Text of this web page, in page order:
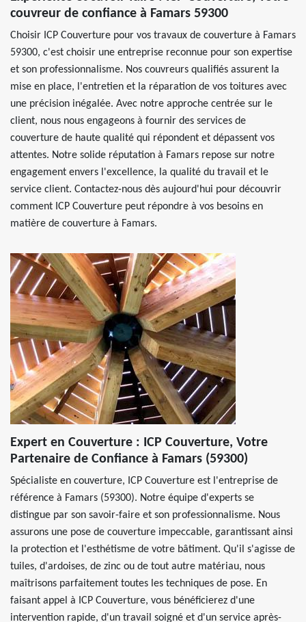
couvreur de confiance à Famars 59300
Choisir ICP Couverture pour vos travaux de couverture à Famars
59300, c'est choisir une entreprise reconnue pour son expertise
et son professionnalisme. Nos couvreurs qualifiés assurent la
mise en place, l'entretien et la réparation de vos toitures avec
une précision inégalée. Avec notre approche centrée sur le
client, nous nous engageons à fournir des services de
couverture de haute qualité qui répondent et dépassent vos
attentes. Notre solide réputation à Famars repose sur notre
engagement envers l'excellence, la qualité du travail et le
service client. Contactez-nous dès aujourd'hui pour découvrir
comment ICP Couverture peut répondre à vos besoins en
matière de couverture à Famars.
Expert en Couverture : ICP Couverture, Votre
Partenaire de Confiance à Famars (59300)
Spécialiste en couverture, ICP Couverture est l'entreprise de
référence à Famars (59300). Notre équipe d'experts se
distingue par son savoir-faire et son professionnalisme. Nous
assurons une pose de couverture impeccable, garantissant ainsi
la protection et l'esthétisme de votre bâtiment. Qu'il s'agisse de
tuiles, d'ardoises, de zinc ou de tout autre matériau, nous
maîtrisons parfaitement toutes les techniques de pose. En
faisant appel à ICP Couverture, vous bénéficierez d'une
intervention rapide, d'un travail soigné et d'un service après-